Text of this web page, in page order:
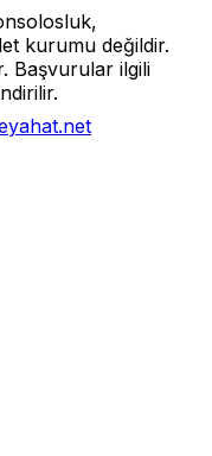
kurumu değildir.
Başvurular ilgili